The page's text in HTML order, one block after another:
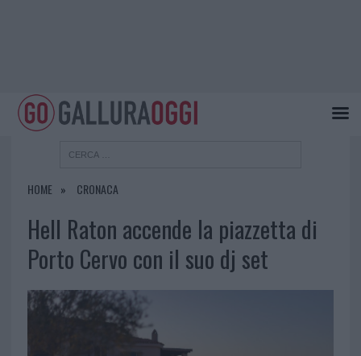
HOME CRONACA
Hell Raton accende la piazzetta di
Porto Cervo con il suo dj set